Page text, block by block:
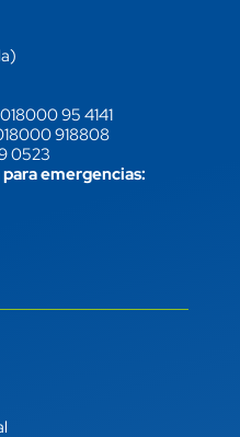
018000 95 4141
918808
0523
emergencias: